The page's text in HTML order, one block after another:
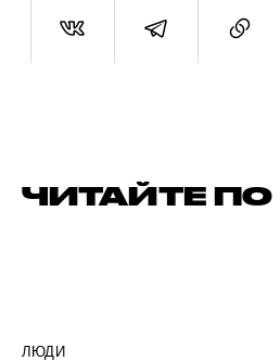
ЧИТАЙТЕ ПО
ЛЮДИ